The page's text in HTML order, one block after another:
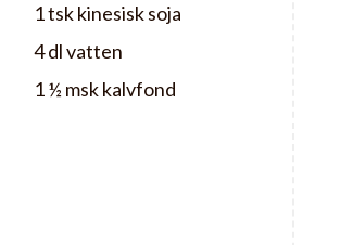
1 tsk kinesisk soja
4 dl vatten
1 ½ msk kalvfond